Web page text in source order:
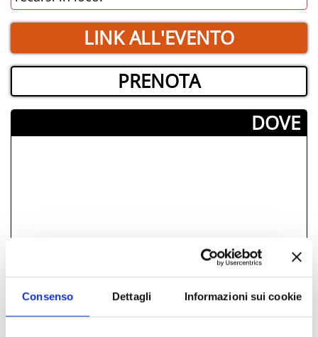
Consenso Dettagli Informazioni sui cookie
LINK ALL'EVENTO
PRENOTA
­DOVE